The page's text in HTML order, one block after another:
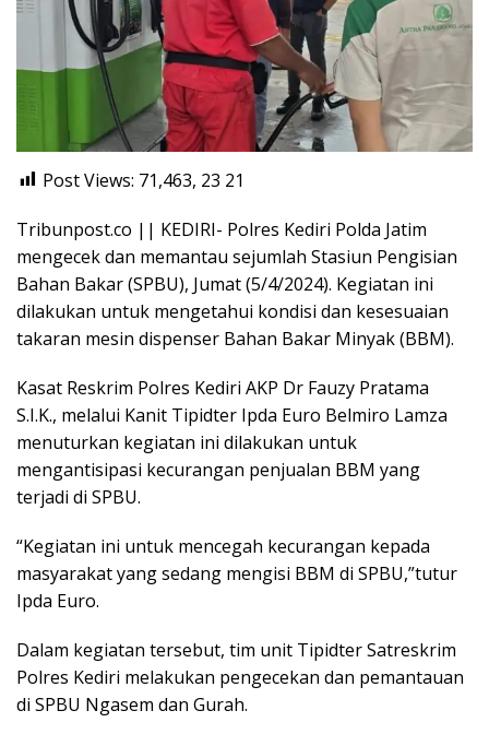
Post Views: 71,463, 23 21
Tribunpost.co || KEDIRI- Polres Kediri Polda Jatim
mengecek dan memantau sejumlah Stasiun Pengisian
Bahan Bakar (SPBU), Jumat (5/4/2024). Kegiatan ini
dilakukan untuk mengetahui kondisi dan kesesuaian
takaran mesin dispenser Bahan Bakar Minyak (BBM).
Kasat Reskrim Polres Kediri AKP Dr Fauzy Pratama
S.I.K., melalui Kanit Tipidter Ipda Euro Belmiro Lamza
menuturkan kegiatan ini dilakukan untuk
mengantisipasi kecurangan penjualan BBM yang
terjadi di SPBU.
“Kegiatan ini untuk mencegah kecurangan kepada
masyarakat yang sedang mengisi BBM di SPBU,”tutur
Ipda Euro.
Dalam kegiatan tersebut, tim unit Tipidter Satreskrim
Polres Kediri melakukan pengecekan dan pemantauan
di SPBU Ngasem dan Gurah.